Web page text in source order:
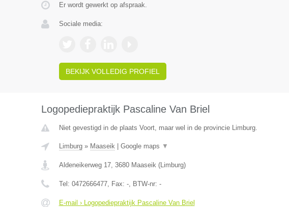
Er wordt gewerkt op afspraak.
Sociale media:
BEKIJK VOLLEDIG PROFIEL
Logopediepraktijk Pascaline Van Briel
Niet gevestigd in de plaats Voort, maar wel in de provincie Limburg.
Limburg» Maaseik| Google maps ▼
Aldeneikerweg 17, 3680 Maaseik(Limburg)
Tel: 0472666477, Fax: -, BTW-nr: -
E-mail › Logopediepraktijk Pascaline Van Briel